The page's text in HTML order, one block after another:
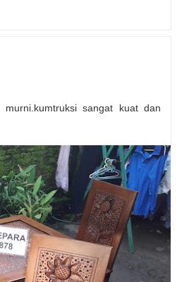
sangat kuat dan